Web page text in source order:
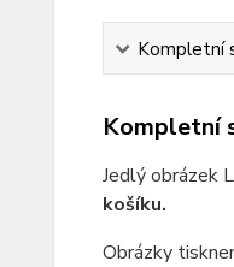
Kompletní
Kompletní
Jedlý obrázek
košíku.
Obrázky